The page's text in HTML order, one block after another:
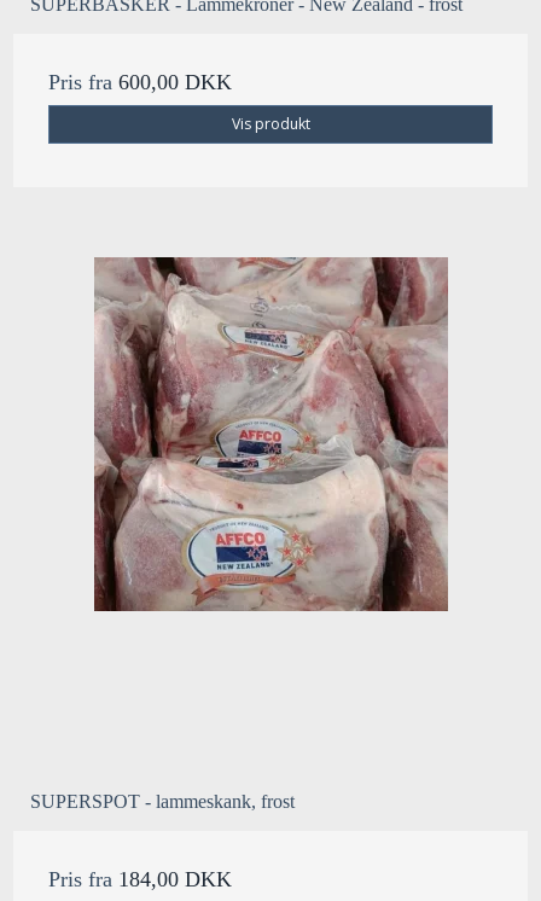
Pris fra 600,00 DKK
Vis produkt
SUPERSPOT - lammeskank, frost
Pris fra 184,00 DKK